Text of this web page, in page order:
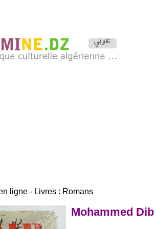
ligne - Livres : Romans
Mohammed